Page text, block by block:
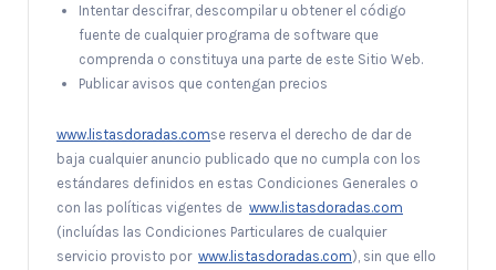
Intentar descifrar, descompilar u obtener el código
fuente de cualquier programa de software que
comprenda o constituya una parte de este Sitio Web.
Publicar avisos que contengan precios
www.listasdoradas.comse reserva el derecho de dar de
baja cualquier anuncio publicado que no cumpla con los
estándares definidos en estas Condiciones Generales o
con las políticas vigentes de www.listasdoradas.com
(incluídas las Condiciones Particulares de cualquier
servicio provisto por www.listasdoradas.com), sin que ello